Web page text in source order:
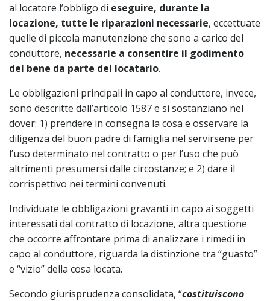
al locatore l’obbligo di eseguire, durante la
locazione, tutte le riparazioni necessarie, eccettuate
quelle di piccola manutenzione che sono a carico del
conduttore, necessarie a consentire il godimento
del bene da parte del locatario.
Le obbligazioni principali in capo al conduttore, invece,
sono descritte dall’articolo 1587 e si sostanziano nel
dover: 1) prendere in consegna la cosa e osservare la
diligenza del buon padre di famiglia nel servirsene per
l’uso determinato nel contratto o per l’uso che può
altrimenti presumersi dalle circostanze; e 2) dare il
corrispettivo nei termini convenuti.
Individuate le obbligazioni gravanti in capo ai soggetti
interessati dal contratto di locazione, altra questione
che occorre affrontare prima di analizzare i rimedi in
capo al conduttore, riguarda la distinzione tra “guasto”
e “vizio” della cosa locata.
Secondo giurisprudenza consolidata, “costituiscono